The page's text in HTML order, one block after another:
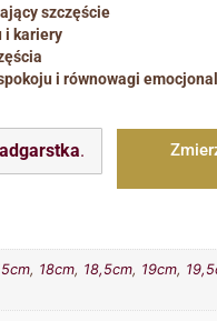
szczęście
i kariery
i równowagi
.
, 18cm, 18,5cm, 19cm,